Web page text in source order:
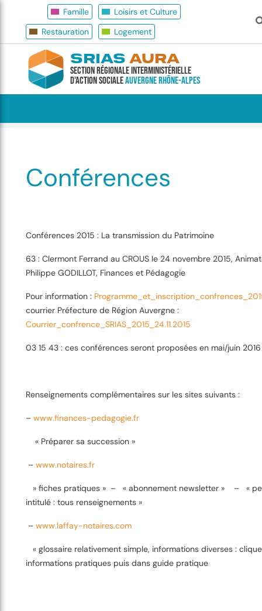
Famille
Loisirs et Culture
Restauration
Logement
SRIAS AURA
Section Régionale Interministérielle
d'Action SocialeAuvergne Rhône-Alpes
Conférences
Conférences 2015 : La transmission du Patrimoine
63 : Clermont Ferrand au CROUS le 24 novembre 2015,
Philippe GODILLOT, Finances et Pédagogie
Pour information :
courrier Préfecture de Région Auvergne :
Courrier_confrence_SRIAS_2015_24.11.2015
03 15 43 : ces conférences seront proposées en mai/juin
Renseignements complémentaires sur les sites suivants :
– www.finances-pedagogie.fr
« Préparer sa succession »
– www.notaires.fr
» fiches pratiques » – « abonnement newsletter » – «
intitulé : tous renseignements »
– www.laffay-notaires.com
« glossaire relativement simple, informations diverses :
informations pratiques puis dans guide pratique